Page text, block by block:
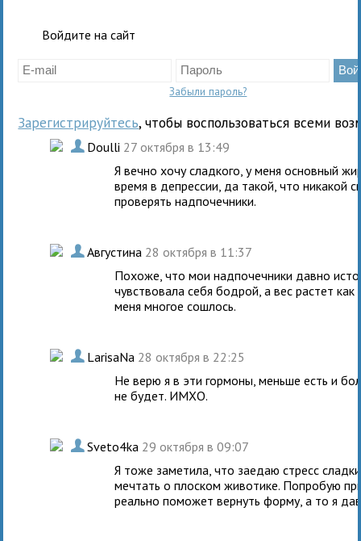
Войдите на сайт
Забыли пароль?
Зарегистрируйтесь, чтобы воспользоваться всеми
. Doulli 27 октября в 13:49
Я вечно хочу сладкого, у меня основный
время в депрессии, да такой, что
проверять надпочечники.
. Августина 28 октября в 11:37
Похоже, что мои надпочечники давно
чувствовала себя бодрой, а вес растет
меня многое сошлось.
. LarisaNa 28 октября в 22:25
Не верю я в эти гормоны, меньше есть и
не будет. ИМХО.
. Sveto4ka 29 октября в 09:07
Я тоже заметила, что заедаю стресс
мечтать о плоском животике. Попробую
реально поможет вернуть форму, а то я